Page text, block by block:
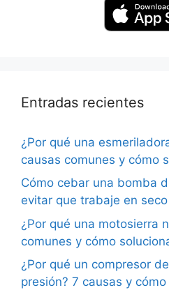
Entradas recientes
¿Por qué una
causas comunes y cómo
Cómo cebar una bomba
evitar que trabaje en seco
¿Por qué una motosierra
comunes y cómo
¿Por qué un compresor
presión? 7 causas y